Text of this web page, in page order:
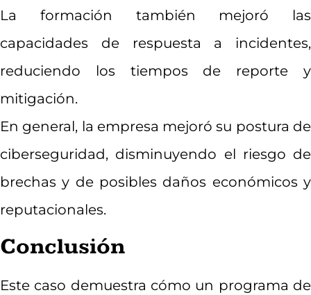
La formación también mejoró las
capacidades de respuesta a incidentes,
reduciendo los tiempos de reporte y
mitigación.
En general, la empresa mejoró su postura de
ciberseguridad, disminuyendo el riesgo de
brechas y de posibles daños económicos y
reputacionales.
Conclusión
Este caso demuestra cómo un programa de